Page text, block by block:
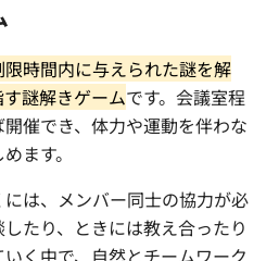
限時間内に与えられた謎を解
謎解きゲームです。会議室程
催でき、体力や運動を伴わな
ます。
は、メンバー同士の協力が必
たり、ときには教え合ったり
く中で、自然とチームワーク